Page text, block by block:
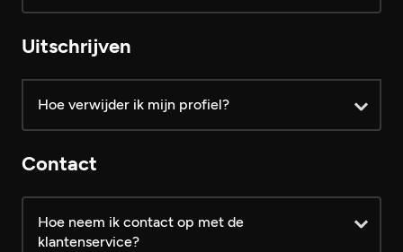
Uitschrijven
Hoe verwijder ik mijn profiel?
Contact
Hoe neem ik contact op met de
klantenservice?